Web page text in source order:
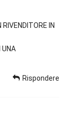
IN
UNA
Rispondere